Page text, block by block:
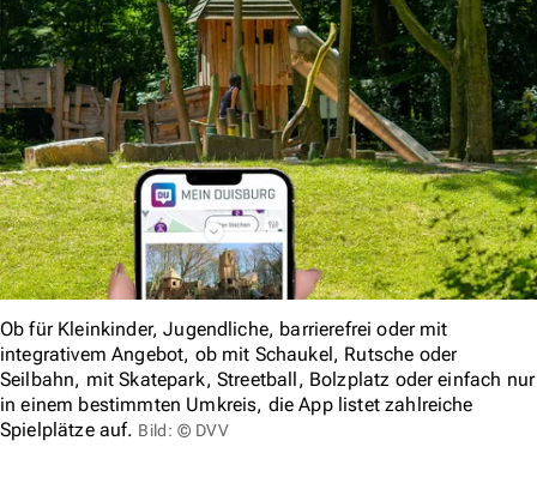
Ob für Kleinkinder, Jugendliche, barrierefrei oder mit
integrativem Angebot, ob mit Schaukel, Rutsche oder
Seilbahn, mit Skatepark, Streetball, Bolzplatz oder einfach nur
in einem bestimmten Umkreis, die App listet zahlreiche
Spielplätze auf. Bild: © DVV